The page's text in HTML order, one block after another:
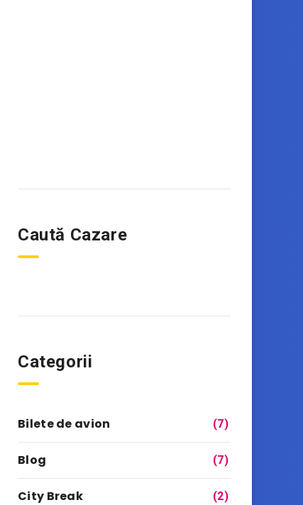
Caută Cazare
Categorii
Bilete de avion (7)
Blog (7)
City Break (2)